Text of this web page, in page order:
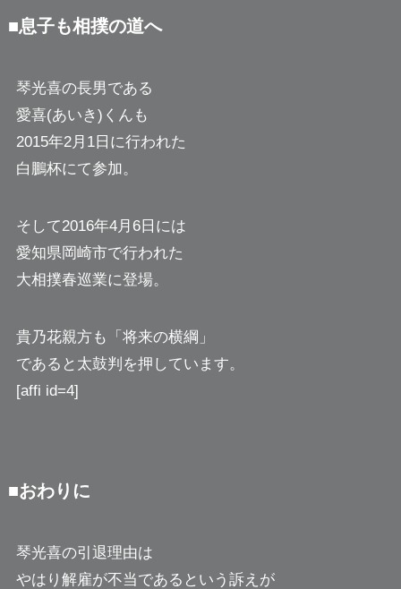
■息子も相撲の道へ
琴光喜の長男である
愛喜(あいき)くんも
2015年2月1日に行われた
白鵬杯にて参加。
そして2016年4月6日には
愛知県岡崎市で行われた
大相撲春巡業に登場。
貴乃花親方も「将来の横綱」
であると太鼓判を押しています。
[affi id=4]
■おわりに
琴光喜の引退理由は
やはり解雇が不当であるという訴えが